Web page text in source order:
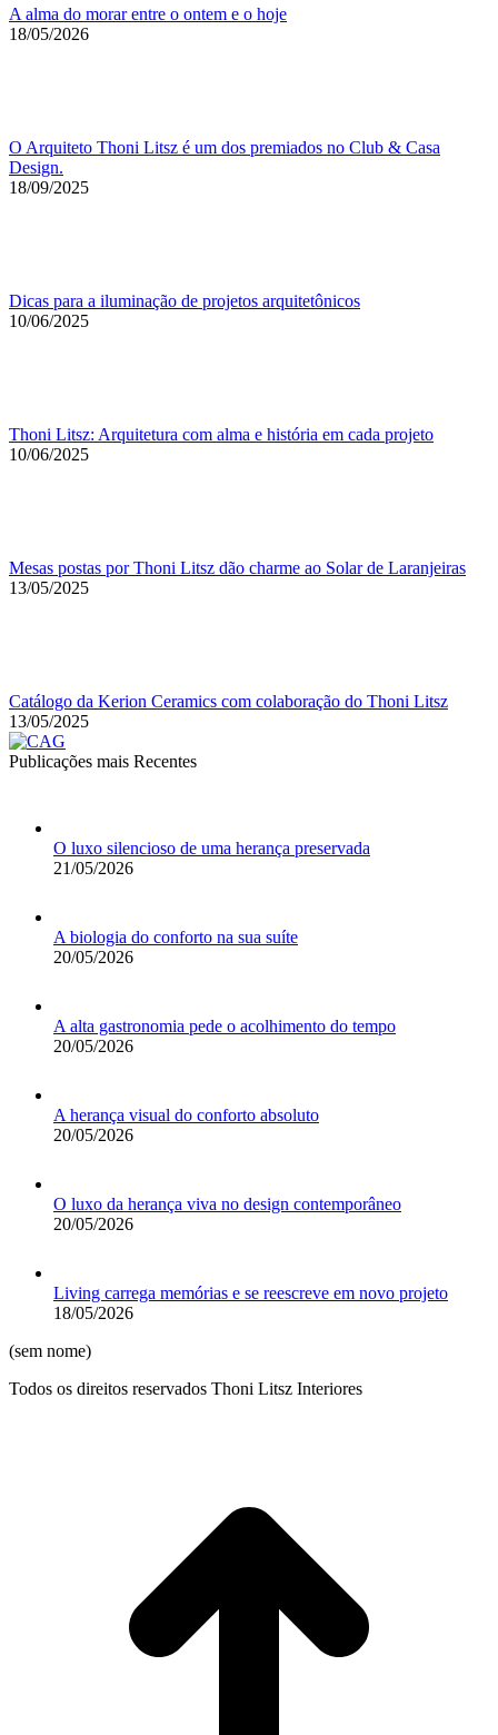
A alma do morar entre o ontem e o hoje
18/05/2026
O Arquiteto Thoni Litsz é um dos premiados no Club & Casa
Design.
18/09/2025
Dicas para a iluminação de projetos arquitetônicos
10/06/2025
Thoni Litsz: Arquitetura com alma e história em cada projeto
10/06/2025
Mesas postas por Thoni Litsz dão charme ao Solar de Laranjeiras
13/05/2025
Catálogo da Kerion Ceramics com colaboração do Thoni Litsz
13/05/2025
Publicações mais Recentes
O luxo silencioso de uma herança preservada
21/05/2026
A biologia do conforto na sua suíte
20/05/2026
A alta gastronomia pede o acolhimento do tempo
20/05/2026
A herança visual do conforto absoluto
20/05/2026
O luxo da herança viva no design contemporâneo
20/05/2026
Living carrega memórias e se reescreve em novo projeto
18/05/2026
(sem nome)
Todos os direitos reservados Thoni Litsz Interiores